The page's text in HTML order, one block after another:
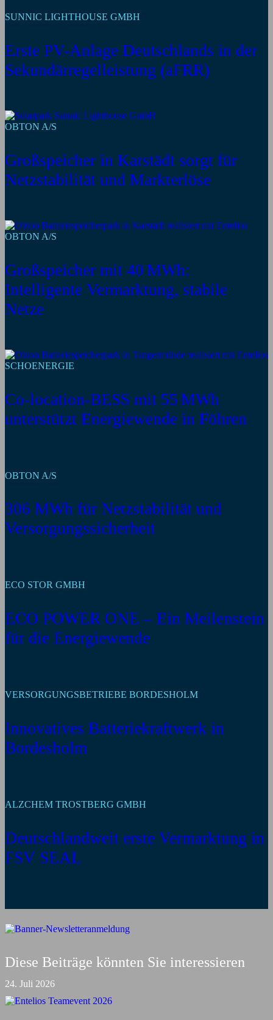
SUNNIC LIGHTHOUSE GMBH
Erste PV-Anlage Deutschlands in der
Sekundärregelleistung (aFRR)
OBTON A/S
Großspeicher in Karstädt sorgt für
Netzstabilität und Markterlöse
OBTON A/S
Großspeicher mit 40 MWh:
Intelligente Vermarktung, stabile
Netze
SCHOENERGIE
Co-location-BESS mit 55 MWh
unterstützt Energiewende in Föhren
OBTON A/S
306 MWh für Netzstabilität und
Versorgungssicherheit
ECO STOR GMBH
ECO POWER ONE – Ein Meilenstein
für die Energiewende
VERSORGUNGSBETRIEBE BORDESHOLM
Innovatives Batteriekraftwerk in
Bordesholm
ALZCHEM TROSTBERG GMBH
Deutschlandweit erste Vermarktung in
FSV SEAL
Diese Beiträge könnten Sie interessieren
24. Juli 2026